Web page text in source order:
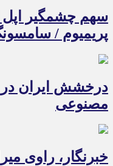
سهم چشمگیر اپل
پریمیوم /
درخشش ایران در
مصنوعی
خبرنگار، راوی